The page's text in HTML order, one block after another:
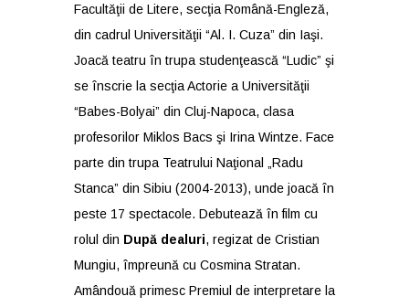
Facultăţii de Litere, secţia Română-Engleză,
din cadrul Universităţii “Al. I. Cuza” din Iaşi.
Joacă teatru în trupa studenţească “Ludic” şi
se înscrie la secţia Actorie a Universităţii
“Babes-Bolyai” din Cluj-Napoca, clasa
profesorilor Miklos Bacs şi Irina Wintze. Face
parte din trupa Teatrului Naţional „Radu
Stanca” din Sibiu (2004-2013), unde joacă în
peste 17 spectacole. Debutează în film cu
rolul din După dealuri, regizat de Cristian
Mungiu, împreună cu Cosmina Stratan.
Amândouă primesc Premiul de interpretare la